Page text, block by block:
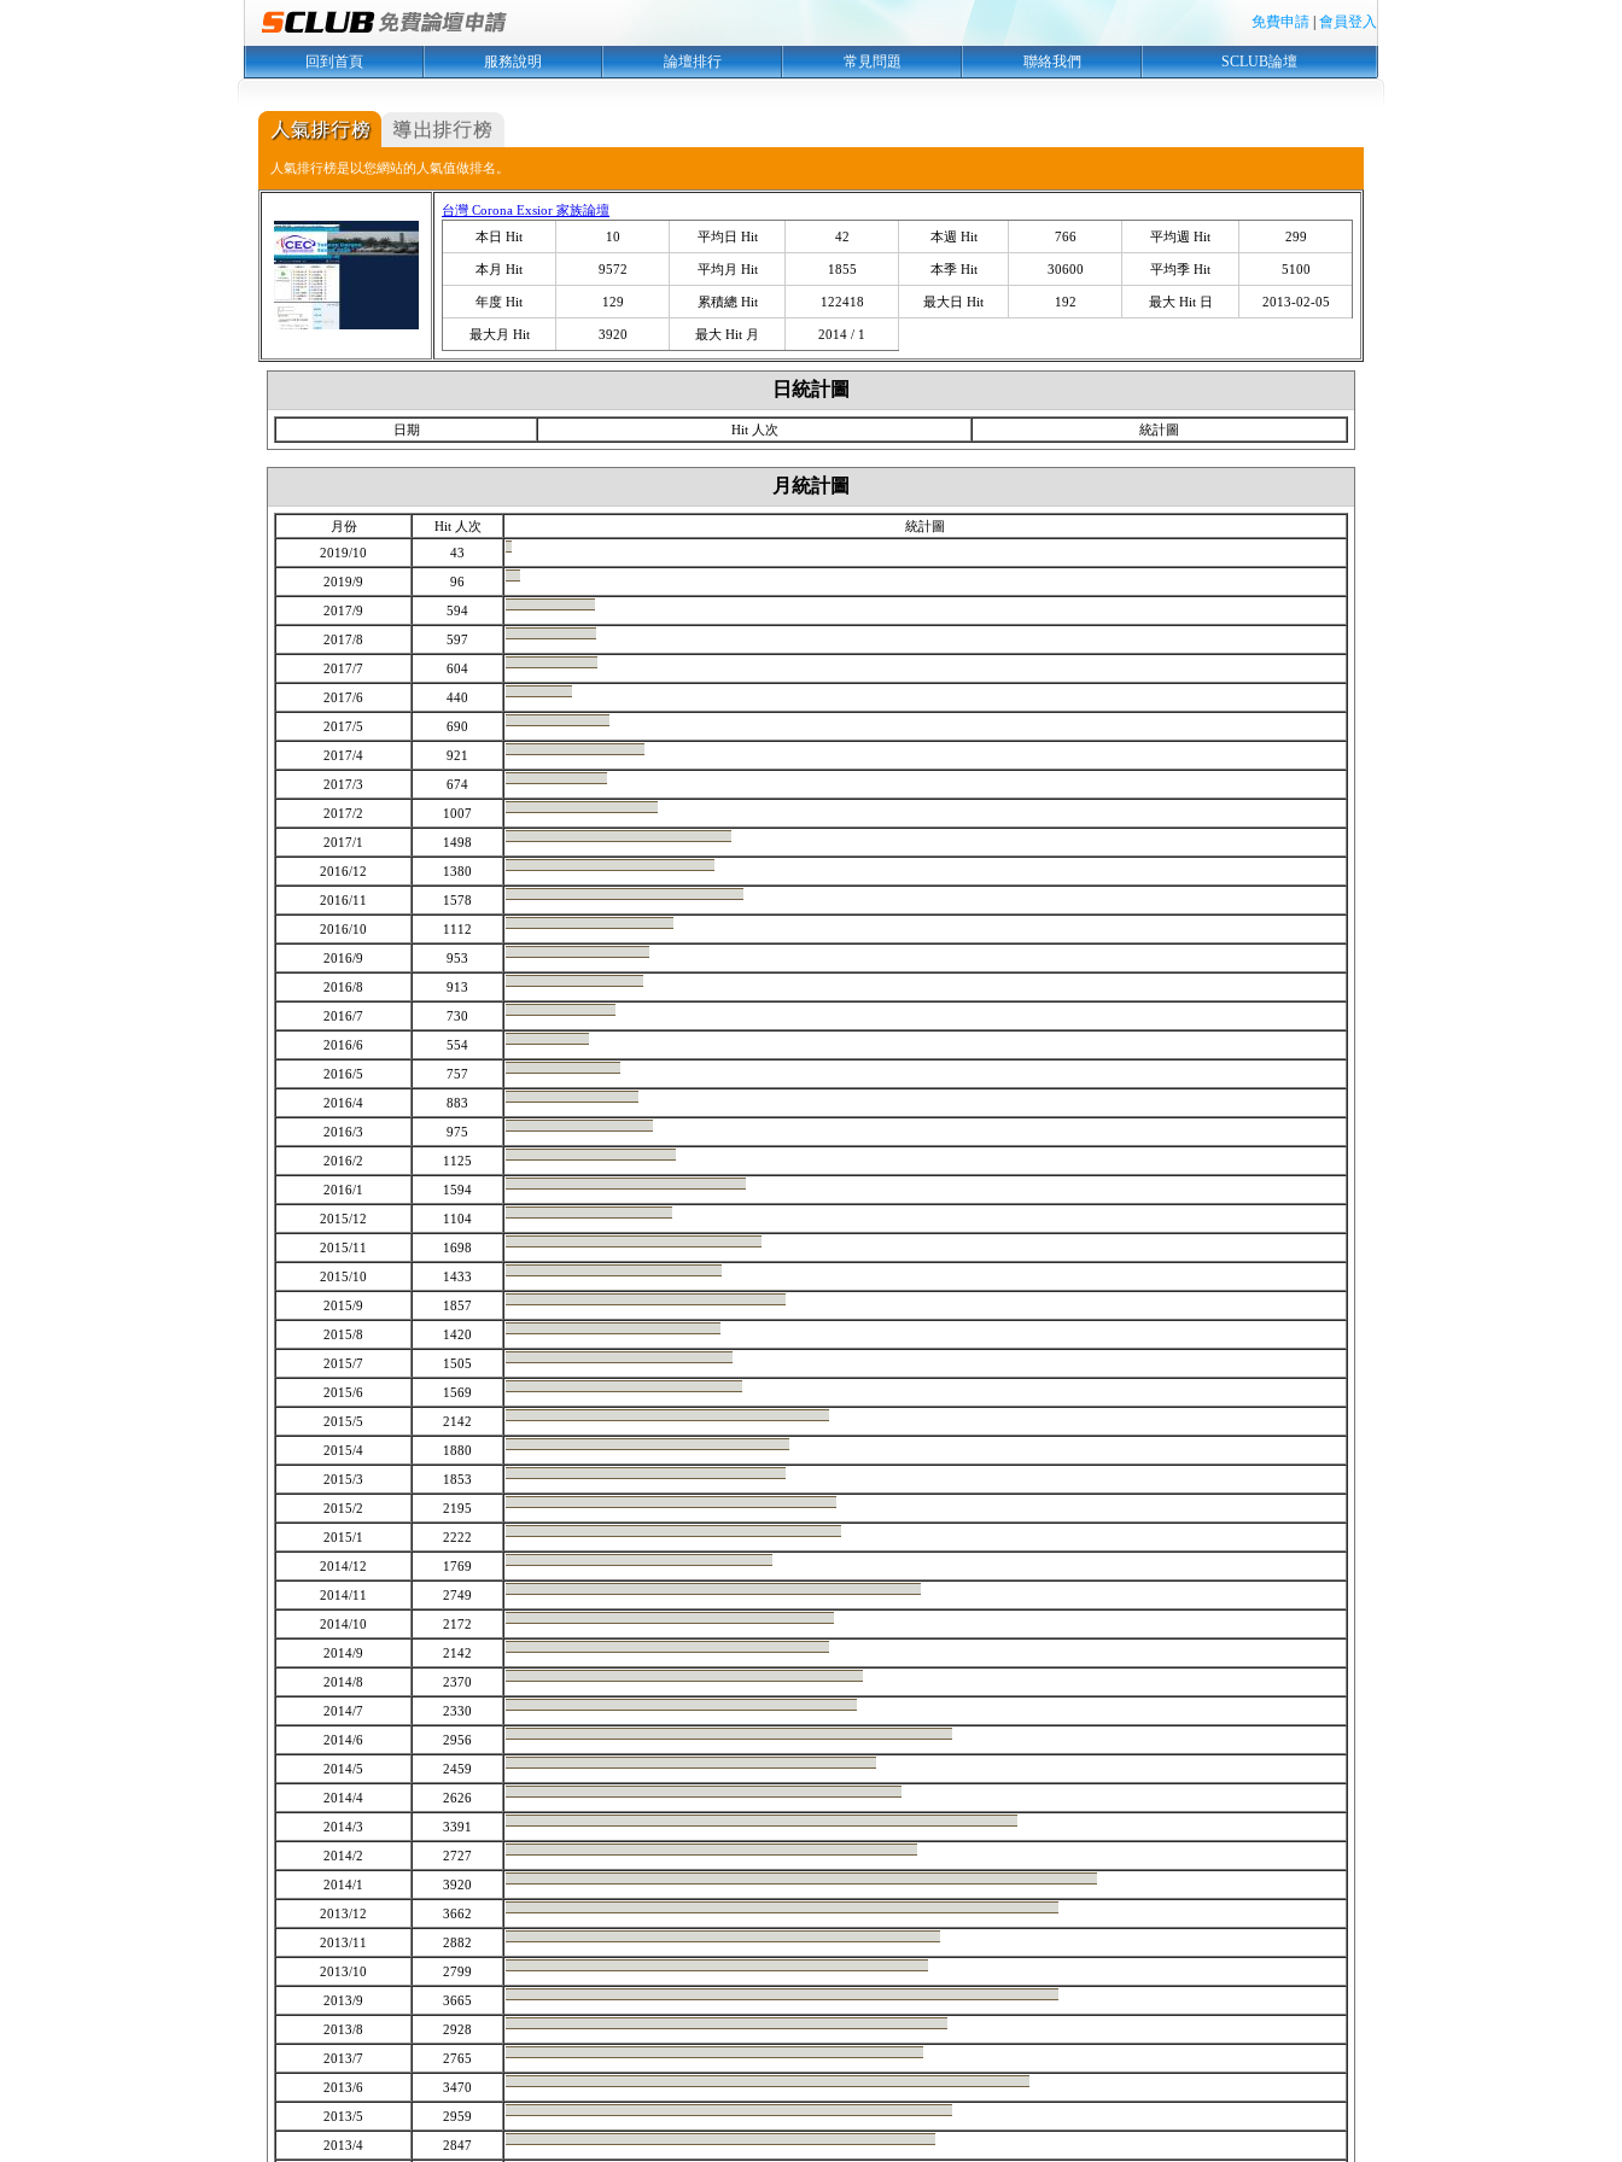
免費申請 會員登入
回到首頁 服務說明 論壇排行 常見問題 聯絡我們 SCLUB論壇
人氣排行榜是以您網站的人氣值做排名。
台灣 Corona Exsior 家族論壇
本日 Hit
10 平均日 Hit 42 本週 Hit 766 平均週 Hit 299
本月 Hit 9572 平均月 Hit 1855 本季 Hit 30600 平均季 Hit 5100
年度 Hit 129 累積總 Hit 122418 最大日 Hit 192 最大 Hit 日 2013-02-05
最大月 Hit 3920 最大 Hit 月 2014 / 1
日統計圖
日期 Hit 人次 統計圖
月統計圖
月份 Hit 人次
統計圖
2019/10
43
2019/9
96
2017/9
594
2017/8
597
2017/7
604
2017/6
440
2017/5
690
2017/4
921
2017/3
674
2017/2
1007
2017/1
1498
2016/12
1380
2016/11
1578
2016/10
1112
2016/9
953
2016/8
913
2016/7
730
2016/6
554
2016/5
757
2016/4
883
2016/3
975
2016/2
1125
2016/1
1594
2015/12
1104
2015/11
1698
2015/10
1433
2015/9
1857
2015/8
1420
2015/7
1505
2015/6
1569
2015/5
2142
2015/4
1880
2015/3
1853
2015/2
2195
2015/1
2222
2014/12
1769
2014/11
2749
2014/10
2172
2014/9
2142
2014/8
2370
2014/7
2330
2014/6
2956
2014/5
2459
2014/4
2626
2014/3
3391
2014/2
2727
2014/1
3920
2013/12
3662
2013/11
2882
2013/10
2799
2013/9
3665
2013/8
2928
2013/7
2765
2013/6
3470
2013/5
2959
2013/4
2847